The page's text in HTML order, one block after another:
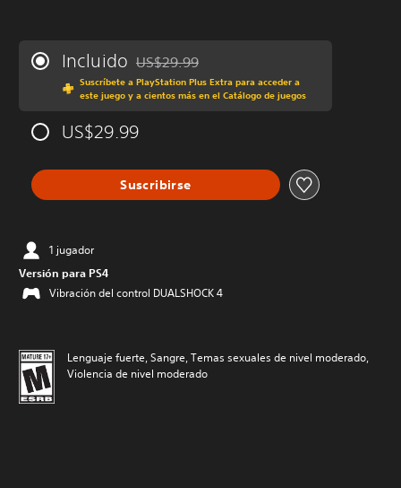
Incluido Rebajado del precio original de US$29.99
US$29.99
Suscríbete a PlayStation Plus Extra para acceder a
este juego y a cientos más en el Catálogo de juegos
US$29.99
Suscribirse
1 jugador
Versión para PS4
Vibración del control DUALSHOCK 4
Lenguaje fuerte, Sangre, Temas sexuales de nivel moderado,
Violencia de nivel moderado